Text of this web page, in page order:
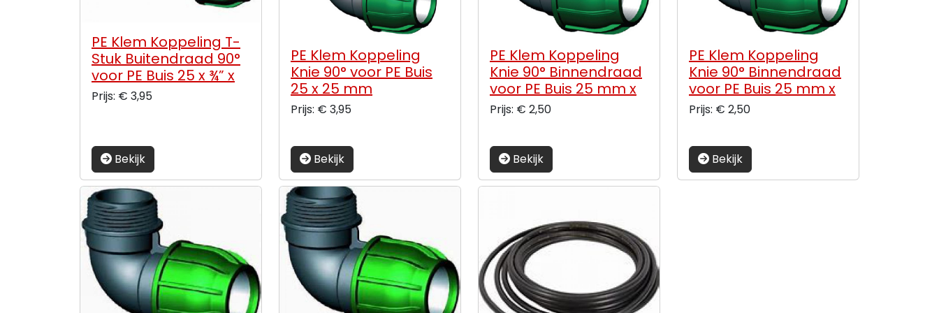
PE Klem Koppeling T-
Stuk Buitendraad 90°
voor PE Buis 25 x ¾” x
25 mm
Prijs: € 3,95
Bekijk
PE Klem Koppeling
Knie 90° voor PE Buis
25 x 25 mm
Prijs: € 3,95
Bekijk
PE Klem Koppeling
Knie 90° Binnendraad
voor PE Buis 25 mm x
½”
Prijs: € 2,50
Bekijk
PE Klem Koppeling
Knie 90° Binnendraad
voor PE Buis 25 mm x
¾”
Prijs: € 2,50
Bekijk